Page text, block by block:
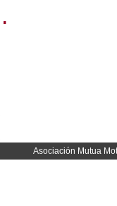
Asociación Mutua